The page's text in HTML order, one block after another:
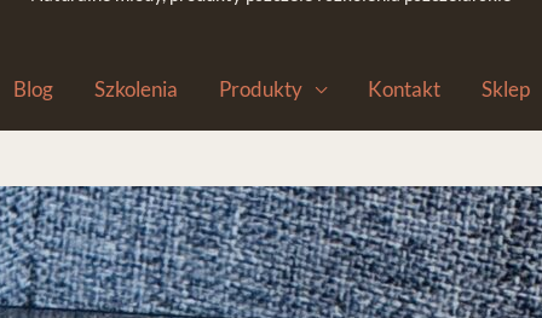
Blog Szkolenia Produkty Kontakt Sklep